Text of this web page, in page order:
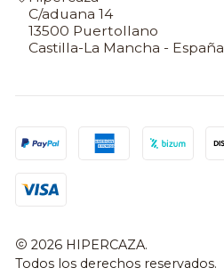
C/aduana 14
13500 Puertollano
Castilla-La Mancha - España
2026 HIPERCAZA.
Todos los derechos reservados.